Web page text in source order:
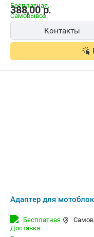
388,00р.
Контакты
Адаптер для
Бесплатная